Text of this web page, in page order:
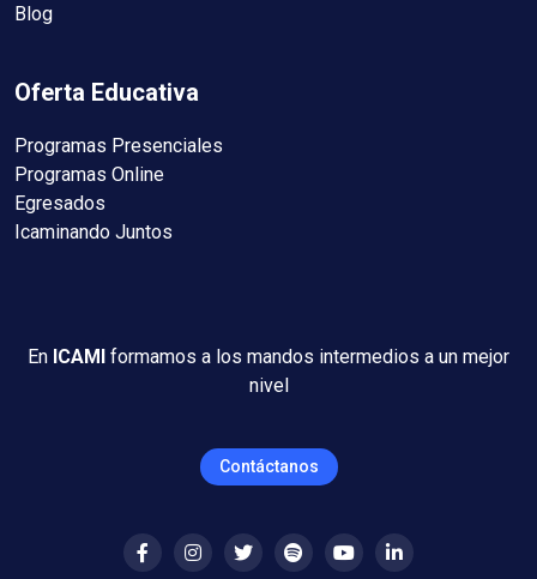
Blog
Oferta Educativa
Programas Presenciales
Programas Online
Egresados
Icaminando Juntos
En ICAMI formamos a los mandos intermedios a un mejor
nivel
Contáctanos